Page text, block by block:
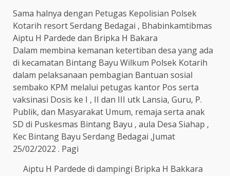
Sama halnya dengan Petugas Kepolisian Polsek
Kotarih resort Serdang Bedagai , Bhabinkamtibmas
Aiptu H Pardede dan Bripka H Bakara
Dalam membina kemanan ketertiban desa yang ada
di kecamatan Bintang Bayu Wilkum Polsek Kotarih
dalam pelaksanaan pembagian Bantuan sosial
sembako KPM melalui petugas kantor Pos serta
vaksinasi Dosis ke I , II dan III utk Lansia, Guru, P.
Publik, dan Masyarakat Umum, remaja serta anak
SD di Puskesmas Bintang Bayu , aula Desa Siahap ,
Kec Bintang Bayu Serdang Bedagai ,Jumat
25/02/2022 . Pagi
Aiptu H Pardede di dampingi Bripka H Bakkara